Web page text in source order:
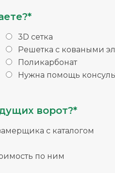
3D сетка
Решетка с коваными
Поликарбонат
Нужна помощь
ворот?*
с каталогом
по ним